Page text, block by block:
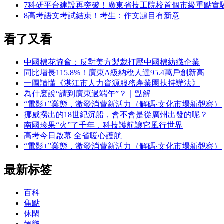
7科研平台建設再突破！廣東省技工院校首個市級重點實
8高考語文考試結束！考生：作文題目有新意
看了又看
中國棉花協會：反對美方製裁打壓中國棉紡織企業
同比增長115.8%！廣東A級納稅人達95.4萬戶創新高
一圖讀懂《湛江市人力資源服務產業園扶持辦法》
為什麽說“請到廣東過端午”？｜點解
“電影+”業態，激發消費新活力（解碼·文化市場新觀察）
挪威撈出的18世紀沉船，會不會是從廣州出發的呢？
南國珍果“火”了千年，科技護航讓它風行世界
高考今日啟幕 全省暖心護航
“電影+”業態，激發消費新活力（解碼·文化市場新觀察）
最新标签
百科
焦點
休閑